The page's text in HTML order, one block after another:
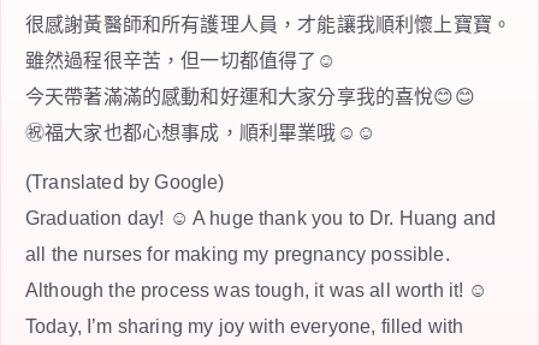
很感謝黃醫師和所有護理人員，才能讓我順利懷上寶寶。
雖然過程很辛苦，但一切都值得了☺️
今天帶著滿滿的感動和好運和大家分享我的喜悅😊😊
㊗️福大家也都心想事成，順利畢業哦☺️☺️
(Translated by Google)
Graduation day! ☺️ A huge thank you to Dr. Huang and
all the nurses for making my pregnancy possible.
Although the process was tough, it was all worth it! ☺️
Today, I’m sharing my joy with everyone, filled with